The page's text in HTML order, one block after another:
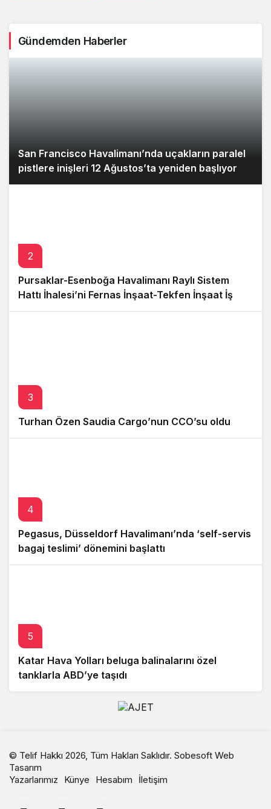
Gündemden Haberler
San Francisco Havalimanı’nda uçakların paralel
pistlere inişleri 12 Ağustos’ta yeniden başlıyor
2
Pursaklar-Esenboğa Havalimanı Raylı Sistem
Hattı İhalesi’ni Fernas İnşaat-Tekfen İnşaat İş
Ortaklığı kazandı
3
Turhan Özen Saudia Cargo’nun CCO’su oldu
4
Pegasus, Düsseldorf Havalimanı’nda ‘self-servis
bagaj teslimi’ dönemini başlattı
5
Katar Hava Yolları beluga balinalarını özel
tanklarla ABD’ye taşıdı
© Telif Hakkı 2026, Tüm Hakları Saklıdır. Sobesoft Web
Tasarım
Yazarlarımız
Künye Hesabım İletişim